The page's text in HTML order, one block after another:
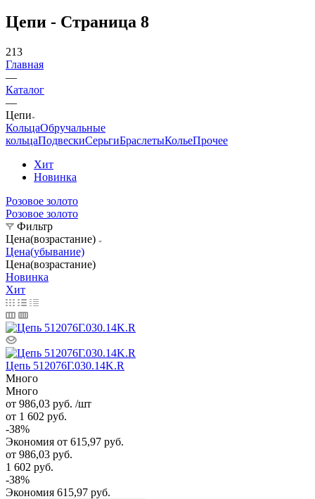
Цепи - Страница 8
213
Главная
—
Каталог
—
Цепи
КольцаОбручальные
кольцаПодвескиСерьгиБраслетыКольеПрочее
Хит
Новинка
Розовое золото
Розовое золото
Фильтр
Цена(возрастание)
Цена(убывание)
Цена(возрастание)
Новинка
Хит
Цепь 512076Г.030.14K.R
Много
Много
от 986,03 руб. /шт
от 1 602 руб.
-38%
Экономия от 615,97 руб.
от 986,03 руб.
1 602 руб.
-38%
Экономия 615,97 руб.